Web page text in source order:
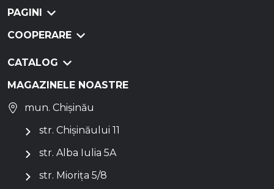
PAGINI
COOPERARE
CATALOG
MAGAZINELE NOASTRE
mun. Chișinău
str. Chișinăului 11
str. Alba Iulia 5A
str. Miorița 5/8